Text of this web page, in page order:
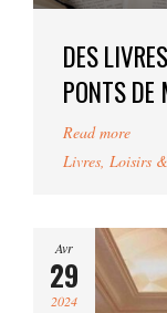
DES
PONTS DE
Read more
Livres Loisirs
Avr
29
2024